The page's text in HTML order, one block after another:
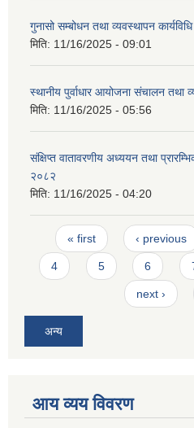
गुनासो सम्बोधन तथा व्यवस्थापन
मिति: 11/16/2025 - 09:01
स्थानीय पुर्वाधार आयोजना संचालन तथा
मिति: 11/16/2025 - 05:56
संक्षिप्त वातावरणीय अध्ययन तथा
२०८२
मिति: 11/16/2025 - 04:20
Pages
« first ‹ previous
4 5 6
next ›
अन्य
आय व्यय विवरण